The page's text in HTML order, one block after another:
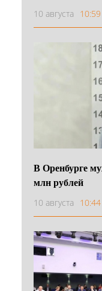
10 августа 10:59
В Оренбурге
млн рублей
10 августа 10:44